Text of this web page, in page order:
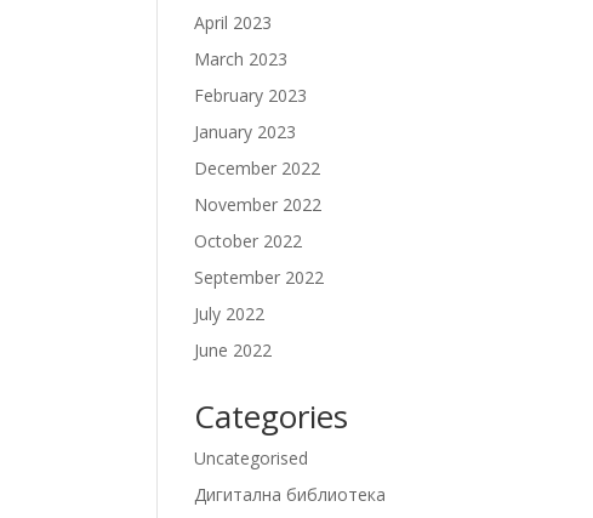
April 2023
March 2023
February 2023
January 2023
December 2022
November 2022
October 2022
September 2022
July 2022
June 2022
Categories
Uncategorised
Дигитална библиотека